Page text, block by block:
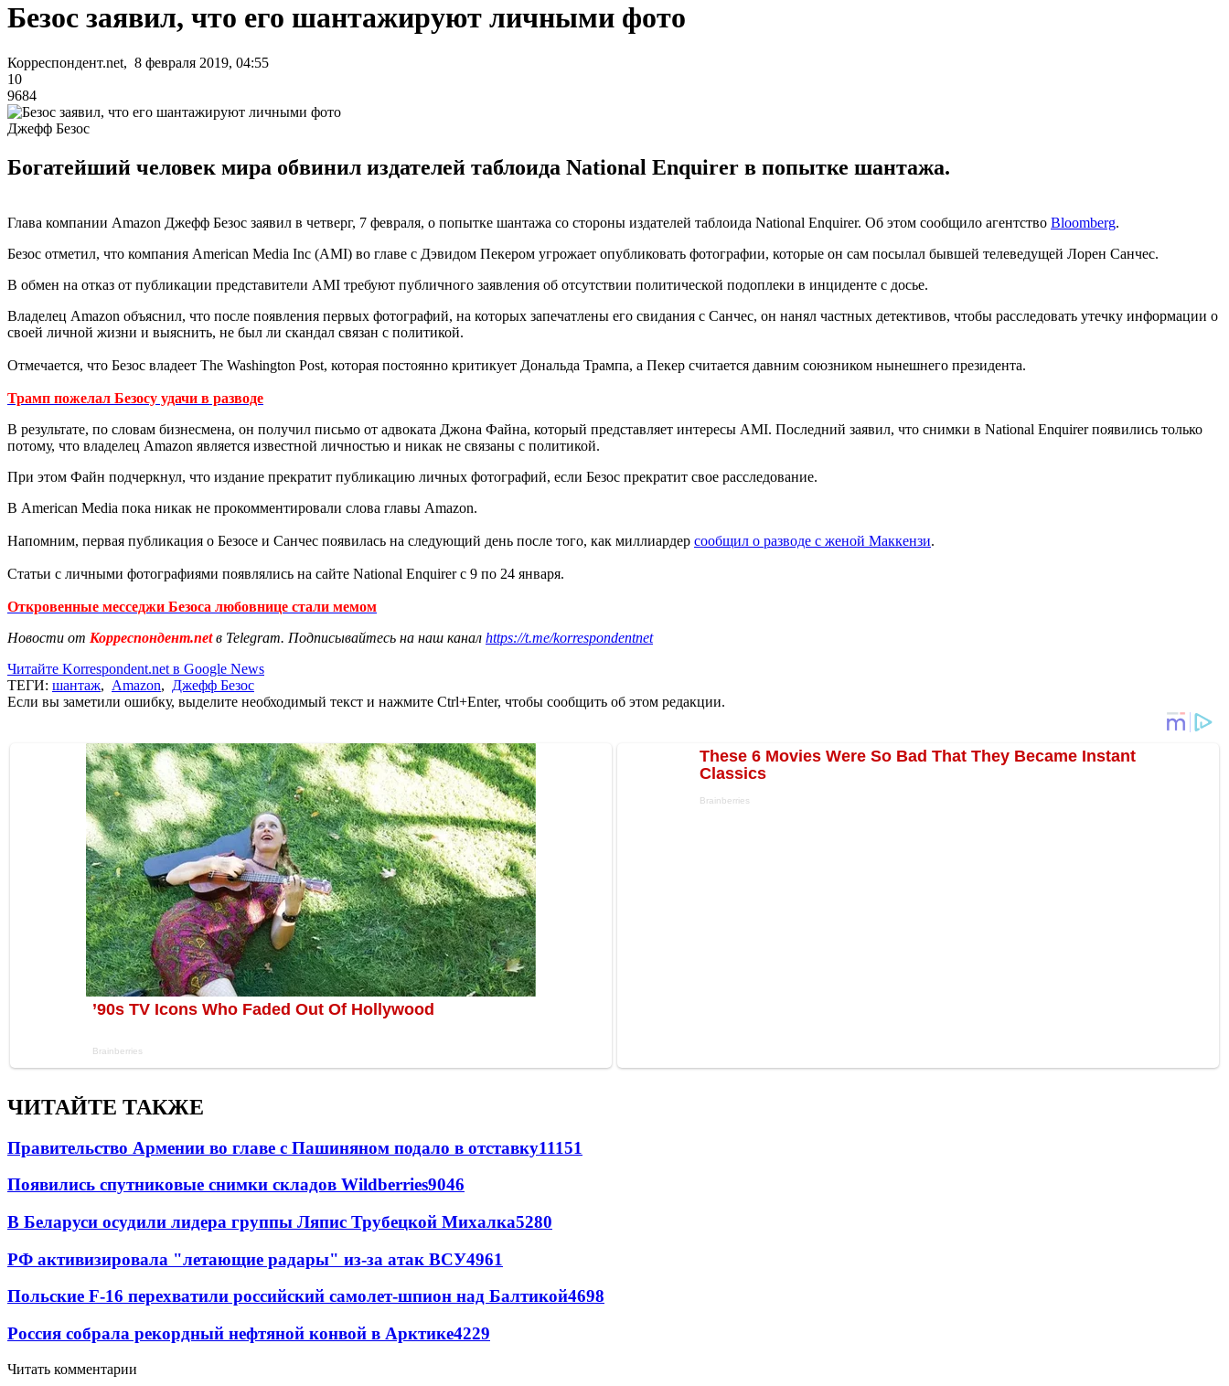
Безос заявил, что его шантажируют личными фото
Корреспондент.net, 8 февраля 2019, 04:55
10
9684
Джефф Безос
Богатейший человек мира обвинил издателей таблоида National Enquirer в попытке шантажа.
Глава компании Amazon Джефф Безос заявил в четверг, 7 февраля, о попытке шантажа со стороны издателей таблоида National Enquirer. Об этом сообщило агентство Bloomberg.
Безос отметил, что компания American Media Inc (AMI) во главе с Дэвидом Пекером угрожает опубликовать фотографии, которые он сам посылал бывшей телеведущей Лорен Санчес.
В обмен на отказ от публикации представители AMI требуют публичного заявления об отсутствии политической подоплеки в инциденте с досье.
Владелец Amazon объяснил, что после появления первых фотографий, на которых запечатлены его свидания с Санчес, он нанял частных детективов, чтобы расследовать утечку информации о
своей личной жизни и выяснить, не был ли скандал связан с политикой.
Отмечается, что Безос владеет The Washington Post, которая постоянно критикует Дональда Трампа, а Пекер считается давним союзником нынешнего президента.
Трамп пожелал Безосу удачи в разводе
В результате, по словам бизнесмена, он получил письмо от адвоката Джона Файна, который представляет интересы AMI. Последний заявил, что снимки в National Enquirer появились только
потому, что владелец Amazon является известной личностью и никак не связаны с политикой.
При этом Файн подчеркнул, что издание прекратит публикацию личных фотографий, если Безос прекратит свое расследование.
В American Media пока никак не прокомментировали слова главы Amazon.
Напомним, первая публикация о Безосе и Санчес появилась на следующий день после того, как миллиардер сообщил о разводе с женой Маккензи.
Статьи с личными фотографиями появлялись на сайте National Enquirer с 9 по 24 января.
Откровенные месседжи Безоса любовнице стали мемом
Новости от Корреспондент.netв Telegram. Подписывайтесь на наш канал https://t.me/korrespondentnet
Читайте Korrespondent.net в Google News
ТЕГИ: шантаж, Amazon, Джефф Безос
Если вы заметили ошибку, выделите необходимый текст и нажмите Ctrl+Enter, чтобы сообщить об этом редакции.
ЧИТАЙТЕ ТАКЖЕ
Правительство Армении во главе с Пашиняном подало в отставку11151
Появились спутниковые снимки складов Wildberries9046
В Беларуси осудили лидера группы Ляпис Трубецкой Михалка5280
РФ активизировала "летающие радары" из-за атак ВСУ4961
Польские F-16 перехватили российский самолет-шпион над Балтикой4698
Россия собрала рекордный нефтяной конвой в Арктике4229
Читать комментарии